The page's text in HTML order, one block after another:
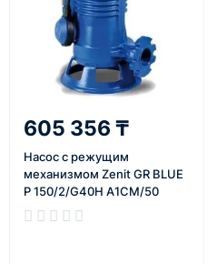
605 356 ₸
Насос с режущим
механизмом Zenit GR BLUE
P 150/2/G40H A1CM/50